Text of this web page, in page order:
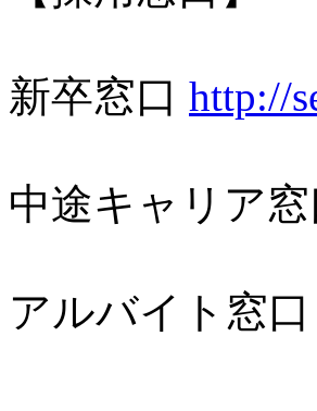
新卒窓口 http://
中途キャリア窓
アルバイト窓口